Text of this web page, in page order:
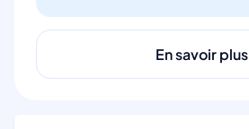
En savoir plus